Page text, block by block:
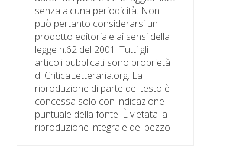
senza alcuna periodicità. Non
può pertanto considerarsi un
prodotto editoriale ai sensi della
legge n.62 del 2001. Tutti gli
articoli pubblicati sono proprietà
di CriticaLetteraria.org. La
riproduzione di parte del testo è
concessa solo con indicazione
puntuale della fonte. È vietata la
riproduzione integrale del pezzo.